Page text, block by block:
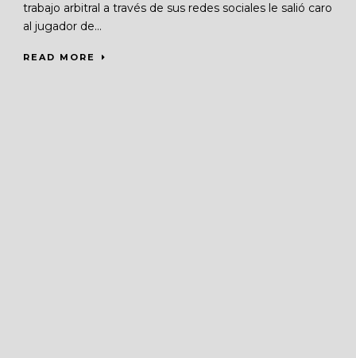
trabajo arbitral a través de sus redes sociales le salió caro
al jugador de...
READ MORE